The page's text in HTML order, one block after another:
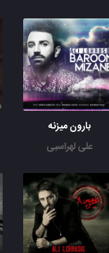
بارون میزنه
علی لهراسبی